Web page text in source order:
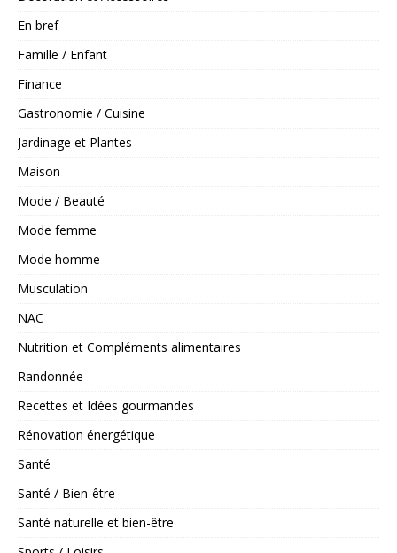
En bref
Famille / Enfant
Finance
Gastronomie / Cuisine
Jardinage et Plantes
Maison
Mode / Beauté
Mode femme
Mode homme
Musculation
NAC
Nutrition et Compléments alimentaires
Randonnée
Recettes et Idées gourmandes
Rénovation énergétique
Santé
Santé / Bien-être
Santé naturelle et bien-être